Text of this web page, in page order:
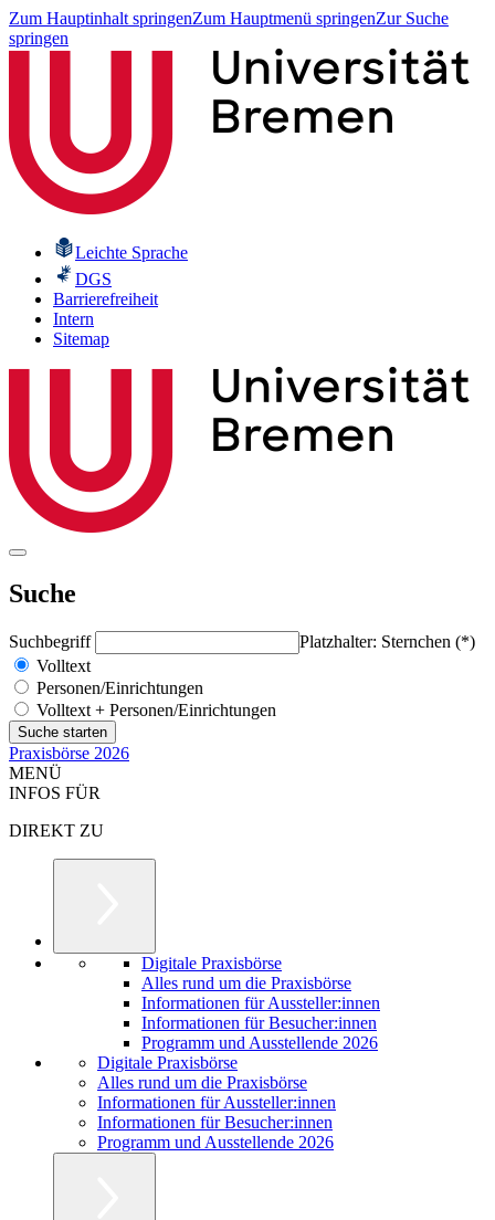
Zum Hauptinhalt springenZum Hauptmenü springenZur Suche
springen
Leichte Sprache
DGS
Barrierefreiheit
Intern
Sitemap
Suche
Suchbegriff
Platzhalter: Sternchen (*)
Volltext
Personen/Einrichtungen
Volltext + Personen/Einrichtungen
Praxisbörse 2026
MENÜ
INFOS FÜR
DIREKT ZU
Digitale Praxisbörse
Alles rund um die Praxisbörse
Informationen für Aussteller:innen
Informationen für Besucher:innen
Programm und Ausstellende 2026
Digitale Praxisbörse
Alles rund um die Praxisbörse
Informationen für Aussteller:innen
Informationen für Besucher:innen
Programm und Ausstellende 2026